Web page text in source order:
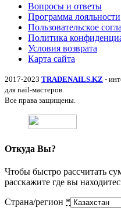
Вопросы и ответы
Программа лояльности
Пользовательское
Политика
Условия возврата
Карта сайта
2017-2023 TRADENAILS.KZ -
для nail-мастеров.
Все права защищены.
Откуда Вы?
Чтобы быстро рассчитать
расскажите где вы
Страна/регион *